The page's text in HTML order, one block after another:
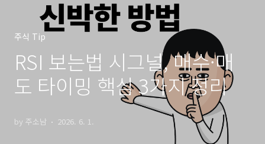
주식 Tip
RSI 보는법 시그널, 매수·매
도 타이밍 핵심 3가지 정리
by 주소남 2026. 6. 1.